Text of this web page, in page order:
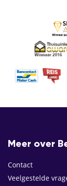
Meer over
Contact
Veelgestelde